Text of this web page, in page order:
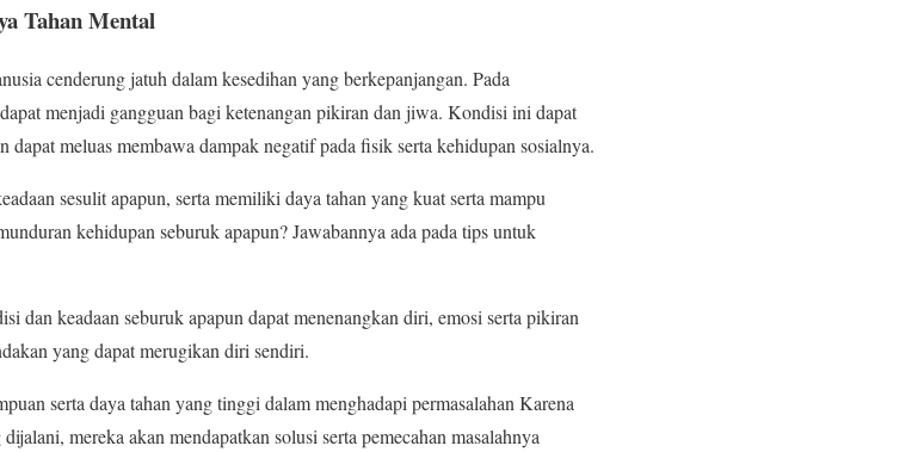
Tahan Mental
cenderung jatuh dalam kesedihan yang berkepanjangan. Pada
menjadi gangguan bagi ketenangan pikiran dan jiwa. Kondisi ini dapat
dapat meluas membawa dampak negatif pada fisik serta kehidupan sosialnya.
sesulit apapun, serta memiliki daya tahan yang kuat serta mampu
kehidupan seburuk apapun? Jawabannya ada pada tips untuk
dan keadaan seburuk apapun dapat menenangkan diri, emosi serta pikiran
yang dapat merugikan diri sendiri.
serta daya tahan yang tinggi dalam menghadapi permasalahan Karena
mereka akan mendapatkan solusi serta pemecahan masalahnya